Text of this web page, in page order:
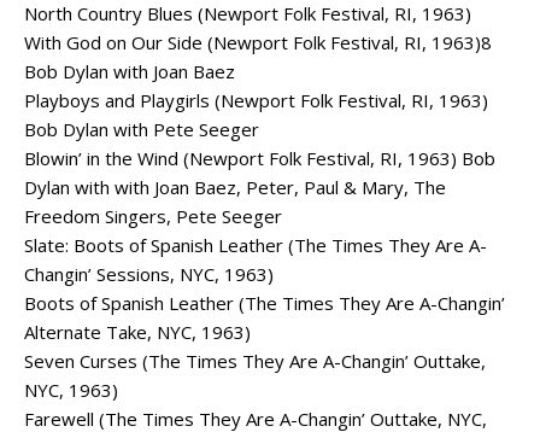
North Country Blues (Newport Folk Festival, RI, 1963)
With God on Our Side (Newport Folk Festival, RI, 1963)8
Bob Dylan with Joan Baez
Playboys and Playgirls (Newport Folk Festival, RI, 1963)
Bob Dylan with Pete Seeger
Blowin’ in the Wind (Newport Folk Festival, RI, 1963) Bob
Dylan with with Joan Baez, Peter, Paul & Mary, The
Freedom Singers, Pete Seeger
Slate: Boots of Spanish Leather (The Times They Are A-
Changin’ Sessions, NYC, 1963)
Boots of Spanish Leather (The Times They Are A-Changin’
Alternate Take, NYC, 1963)
Seven Curses (The Times They Are A-Changin’ Outtake,
NYC, 1963)
Farewell (The Times They Are A-Changin’ Outtake, NYC,